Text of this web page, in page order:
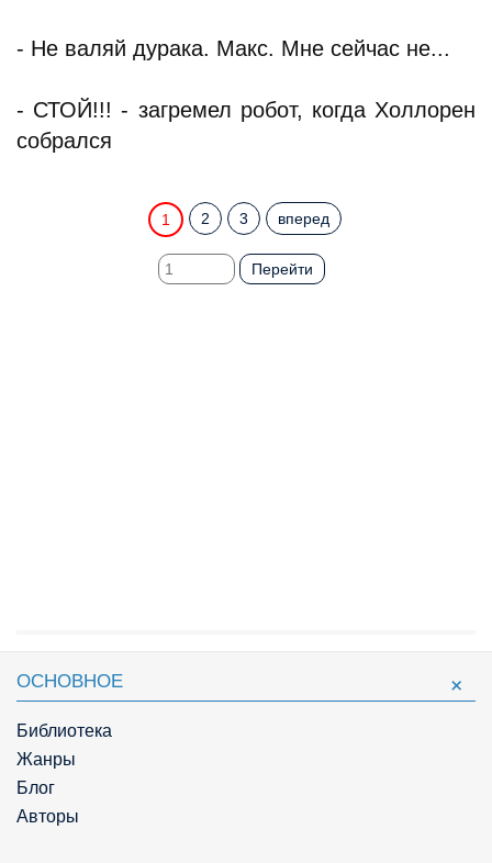
- Не валяй дурака. Макс. Мне сейчас не...
- СТОЙ!!! - загремел робот, когда Холлорен
собрался
1 2 3 вперед
Перейти
ОСНОВНОЕ
Библиотека
Жанры
Блог
Авторы